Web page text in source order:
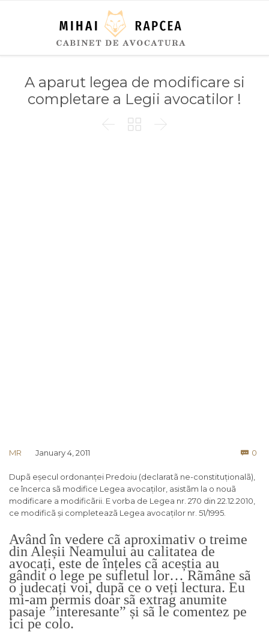
A aparut legea de modificare si
completare a Legii avocatilor !
  
MR January 4, 2011  0
Dupã eșecul ordonanței Predoiu (declaratã ne-constituționalã),
ce încerca sã modifice Legea avocaților, asistãm la o nouã
modificare a modificãrii. E vorba de Legea nr. 270 din 22.12.2010,
ce modificã și completeazã Legea avocaților nr. 51/1995.
Având în vedere cã aproximativ o treime
din Aleșii Neamului au calitatea de
avocați, este de înțeles cã aceștia au
gândit o lege pe sufletul lor… Rãmâne sã
o judecați voi, dupã ce o veți lectura. Eu
mi-am permis doar sã extrag anumite
pasaje ”interesante” și sã le comentez pe
ici pe colo.